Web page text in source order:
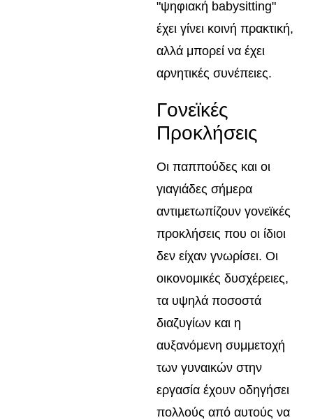
"ψηφιακή babysitting"
έχει γίνει κοινή πρακτική,
αλλά μπορεί να έχει
αρνητικές συνέπειες.
Γονεϊκές
Προκλήσεις
Οι παππούδες και οι
γιαγιάδες σήμερα
αντιμετωπίζουν γονεϊκές
προκλήσεις που οι ίδιοι
δεν είχαν γνωρίσει. Οι
οικονομικές δυσχέρειες,
τα υψηλά ποσοστά
διαζυγίων και η
αυξανόμενη συμμετοχή
των γυναικών στην
εργασία έχουν οδηγήσει
πολλούς από αυτούς να